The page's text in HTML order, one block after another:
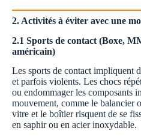
2. Activités à éviter avec une
2.1 Sports de contact (Boxe,
américain)
Les sports de contact impliquent
et parfois violents. Les chocs
ou endommager les composants
mouvement, comme le balancier
vitre et le boîtier risquent de se
en saphir ou en acier inoxydable.